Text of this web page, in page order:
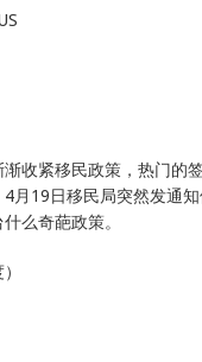
收紧移民政策，热门的
月19日移民局突然发通
么奇葩政策。